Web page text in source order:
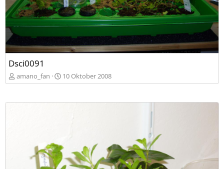
Dsci0091
amano_fan 10 Oktober 2008